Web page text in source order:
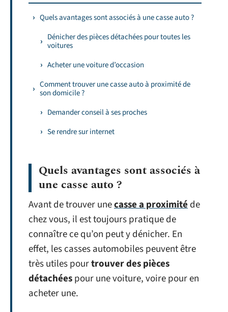
Quels avantages sont associés à une casse auto ?
Dénicher des pièces détachées pour toutes les
voitures
Acheter une voiture d’occasion
Comment trouver une casse auto à proximité de
son domicile ?
Demander conseil à ses proches
Se rendre sur internet
Quels avantages sont associés à
une casse auto ?
Avant de trouver unecasse a proximitéde
chez vous, il est toujours pratique de
connaître ce qu’on peut y dénicher. En
effet, les casses automobiles peuvent être
très utiles pourtrouver des pièces
détachéespour une voiture, voire pour en
acheter une.